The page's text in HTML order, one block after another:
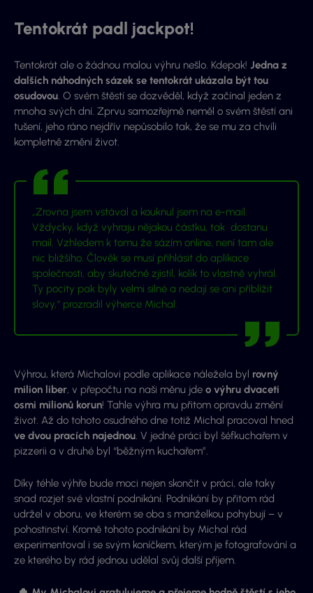
Tentokrát padl jackpot!
Tentokrát ale o žádnou malou výhru nešlo. Kdepak! Jedna z
dalších náhodných sázek se tentokrát ukázala být tou
osudovou. O svém štěstí se dozvěděl, když začínal jeden z
mnoha svých dní. Zprvu samozřejmě neměl o svém štěstí ani
tušení, jeho ráno nejdřív nepůsobilo tak, že se mu za chvíli
kompletně změní život.
„Zrovna jsem vstával a kouknul jsem na e-mail.
Vždycky, když vyhraju nějakou částku, tak dostanu
mail. Vzhledem k tomu že sázím online, není tam ale
nic bližšího. Člověk se musí přihlásit do aplikace
společnosti, aby skutečně zjistil, kolik to vlastně vyhrál.
Ty pocity pak byly velmi silné a nedají se ani přiblížit
slovy,“ prozradil výherce Michal.
Výhrou, která Michalovi podle aplikace náležela byl rovný
milion liber, v přepočtu na naši měnu jde o výhru dvaceti
osmi milionů korun! Tahle výhra mu přitom opravdu změní
život. Až do tohoto osudného dne totiž Michal pracoval hned
ve dvou pracích najednou. V jedné práci byl šéfkuchařem v
pizzerii a v druhé byl “běžným kuchařem”.
Díky téhle výhře bude moci nejen skončit v práci, ale taky
snad rozjet své vlastní podnikání. Podnikání by přitom rád
udržel v oboru, ve kterém se oba s manželkou pohybují – v
pohostinství. Kromě tohoto podnikání by Michal rád
experimentoval i se svým koníčkem, kterým je fotografování a
ze kterého by rád jednou udělal svůj další příjem.